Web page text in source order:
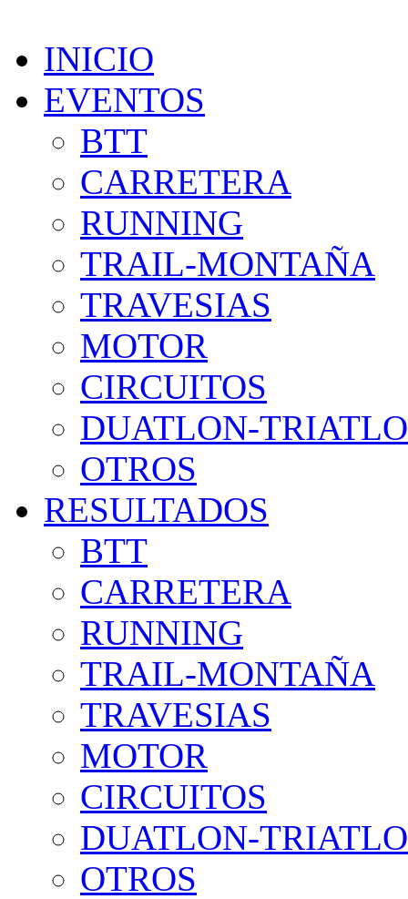
INICIO
EVENTOS
BTT
CARRETERA
RUNNING
TRAIL-MONTAÑA
TRAVESIAS
MOTOR
CIRCUITOS
DUATLON-
OTROS
RESULTADOS
BTT
CARRETERA
RUNNING
TRAIL-MONTAÑA
TRAVESIAS
MOTOR
CIRCUITOS
DUATLON-
OTROS